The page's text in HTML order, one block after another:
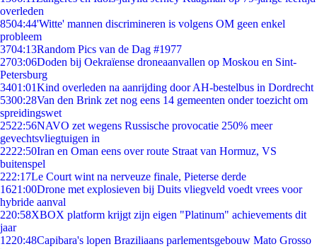
overleden
8504:44'Witte' mannen discrimineren is volgens OM geen enkel
probleem
3704:13Random Pics van de Dag #1977
2703:06Doden bij Oekraïense droneaanvallen op Moskou en Sint-
Petersburg
3401:01Kind overleden na aanrijding door AH-bestelbus in Dordrecht
5300:28Van den Brink zet nog eens 14 gemeenten onder toezicht om
spreidingswet
2522:56NAVO zet wegens Russische provocatie 250% meer
gevechtsvliegtuigen in
2222:50Iran en Oman eens over route Straat van Hormuz, VS
buitenspel
222:17Le Court wint na nerveuze finale, Pieterse derde
1621:00Drone met explosieven bij Duits vliegveld voedt vrees voor
hybride aanval
220:58XBOX platform krijgt zijn eigen "Platinum" achievements dit
jaar
1220:48Capibara's lopen Braziliaans parlementsgebouw Mato Grosso